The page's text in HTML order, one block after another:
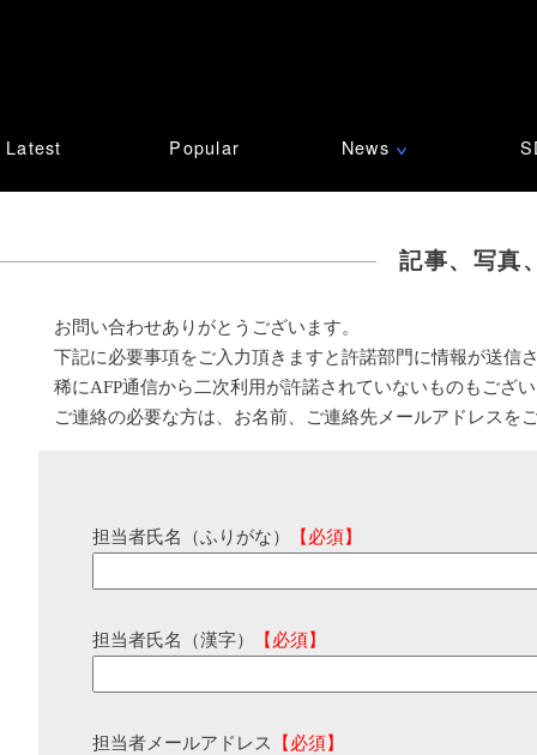
Latest Popular News ∨
記事、写真
お問い合わせありがとうございます。
下記に必要事項をご入力頂きますと許諾部門に情報が送信
稀にAFP通信から二次利用が許諾されていないものもござ
ご連絡の必要な方は、お名前、ご連絡先メールアドレスを
担当者氏名（ふりがな） 【必須】
担当者氏名（漢字） 【必須】
担当者メールアドレス 【必須】